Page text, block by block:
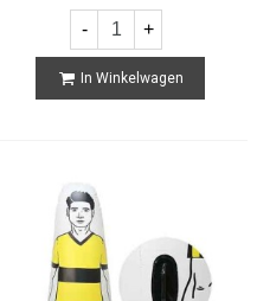
- +
In Winkelwagen